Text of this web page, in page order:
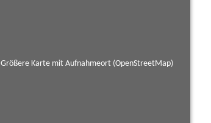
Größere Karte mit Aufnahmeort (OpenStreetMap)